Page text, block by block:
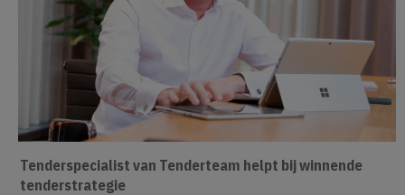
Tenderspecialist van Tenderteam helpt bij winnende
tenderstrategie